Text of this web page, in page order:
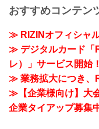
おすすめコンテン
≫ RIZINオフィシャ
≫ デジタルカード「
レ）」サービス開始！
≫ 業務拡大につき、
≫【企業様向け】大
企業タイアップ募集